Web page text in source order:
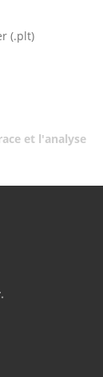
(.plt)
et l'analyse